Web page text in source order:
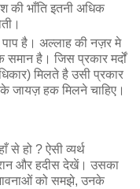
की भाँति इतनी अधिक
पाप है। अल्लाह की नज़र मे
है। जिस प्रकार मर्दों
मिलते है उसी प्रकार
जायज़ हक मिलने चाहिए।
हो ? ऐसी व्यर्थ
और हदीस देखें। उसका
को समझे, उनके